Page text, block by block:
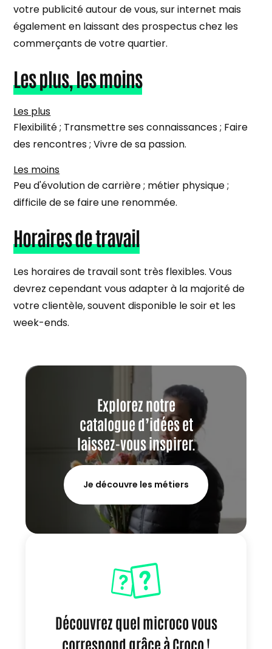
votre publicité autour de vous, sur internet mais
également en laissant des prospectus chez les
commerçants de votre quartier.
Les plus, les moins
Les plus
Flexibilité ; Transmettre ses connaissances ; Faire
des rencontres ; Vivre de sa passion.
Les moins
Peu d'évolution de carrière ; métier physique ;
difficile de se faire une renommée.
Horaires de travail
Les horaires de travail sont très flexibles. Vous
devrez cependant vous adapter à la majorité de
votre clientèle, souvent disponible le soir et les
week-ends.
Explorez notre
catalogue d’idées et
laissez-vous inspirer.
Je découvre les métiers
Découvrez quel microco vous
correspond grâce à Croco !